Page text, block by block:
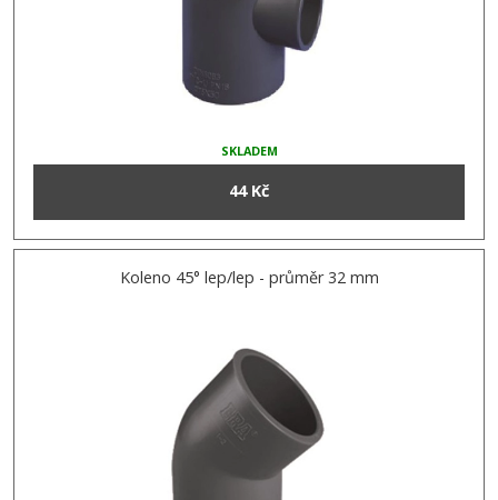
SKLADEM
44 Kč
Koleno 45° lep/lep - průměr 32 mm